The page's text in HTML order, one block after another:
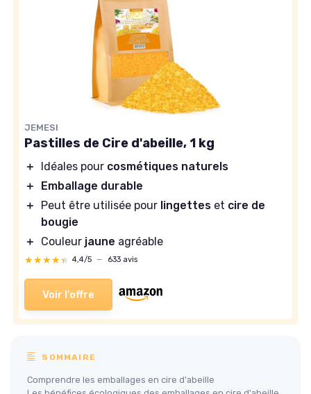
JEMESI
Pastilles de Cire d'abeille, 1 kg
＋ Idéales pour cosmétiques naturels
＋
Emballage durable
＋
Peut être utilisée pour lingettes et cire de
bougie
＋
Couleur jaune agréable
★★★★★
★★★★★ 4,4/5 — 633 avis
Voir l'offre
SOMMAIRE
Comprendre les emballages en cire d'abeille